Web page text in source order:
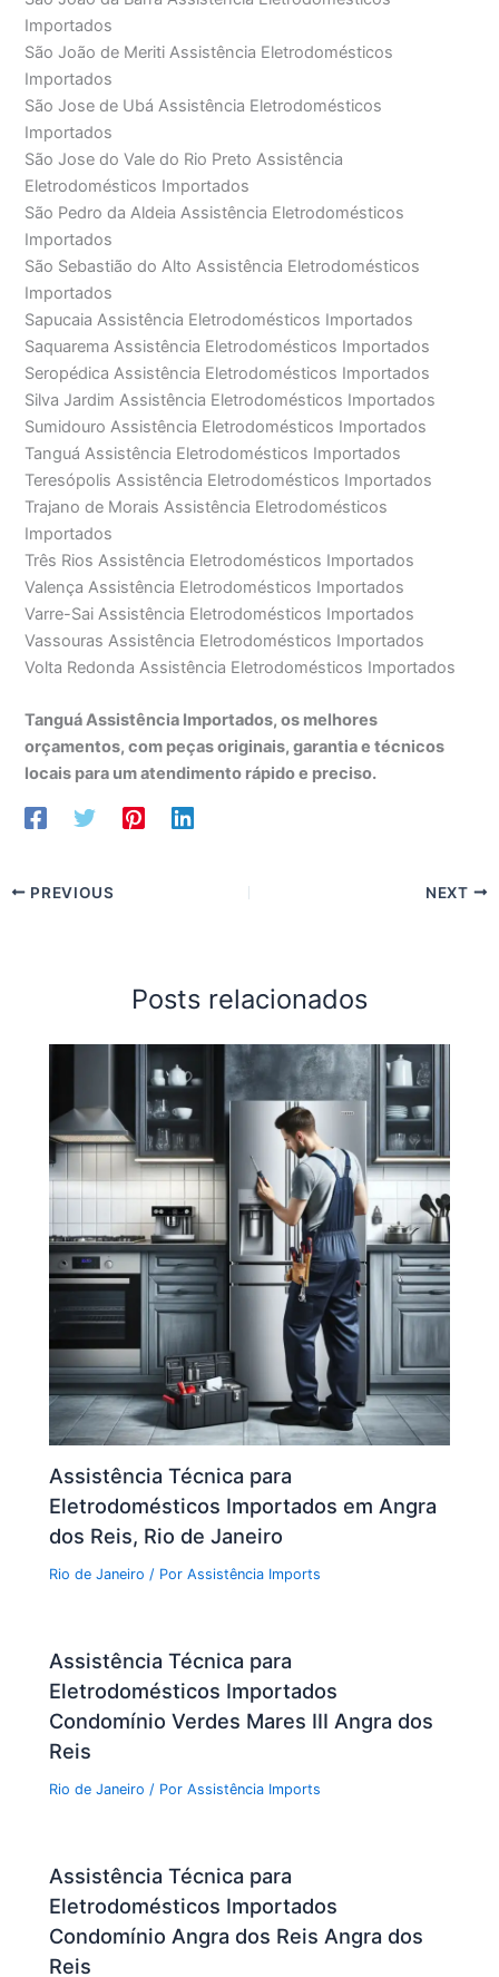
Importados
São João de Meriti Assistência Eletrodomésticos
Importados
São Jose de Ubá Assistência Eletrodomésticos
Importados
São Jose do Vale do Rio Preto Assistência
Eletrodomésticos Importados
São Pedro da Aldeia Assistência Eletrodomésticos
Importados
São Sebastião do Alto Assistência Eletrodomésticos
Importados
Sapucaia Assistência Eletrodomésticos Importados
Saquarema Assistência Eletrodomésticos Importados
Seropédica Assistência Eletrodomésticos Importados
Silva Jardim Assistência Eletrodomésticos Importados
Sumidouro Assistência Eletrodomésticos Importados
Tanguá Assistência Eletrodomésticos Importados
Teresópolis Assistência Eletrodomésticos Importados
Trajano de Morais Assistência Eletrodomésticos
Importados
Três Rios Assistência Eletrodomésticos Importados
Valença Assistência Eletrodomésticos Importados
Varre-Sai Assistência Eletrodomésticos Importados
Vassouras Assistência Eletrodomésticos Importados
Volta Redonda Assistência Eletrodomésticos Importados
Tanguá Assistência Importados, os melhores
orçamentos, com peças originais, garantia e técnicos
locais para um atendimento rápido e preciso.
PREVIOUS NEXT
Posts relacionados
Assistência Técnica para
Eletrodomésticos Importados em Angra
dos Reis, Rio de Janeiro
Rio de Janeiro / PorAssistência Imports
Assistência Técnica para
Eletrodomésticos Importados
Condomínio Verdes Mares III Angra dos
Reis
Rio de Janeiro / PorAssistência Imports
Assistência Técnica para
Eletrodomésticos Importados
Condomínio Angra dos Reis Angra dos
Reis